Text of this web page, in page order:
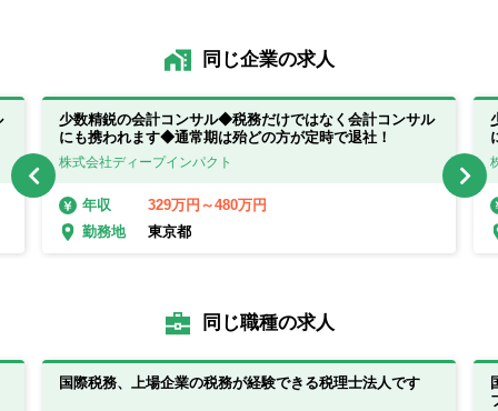
同じ企業の求人
少数精鋭の会計コンサル◆税務だけではなく会計コンサル
にも携われます◆通常期は殆どの方が定時で退社！
株式会社ディープインパクト
年収
329万円～480万円
勤務地
東京都
同じ職種の求人
国際税務、上場企業の税務が経験できる税理士法人です